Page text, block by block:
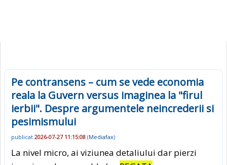
Pe contransens – cum se vede economia
reala la Guvern versus imaginea la "firul
ierbii". Despre argumentele neincrederii si
pesimismului
publicat 2026-07-27 11:15:08 (Mediafax)
La nivel micro, ai viziunea detaliului dar pierzi